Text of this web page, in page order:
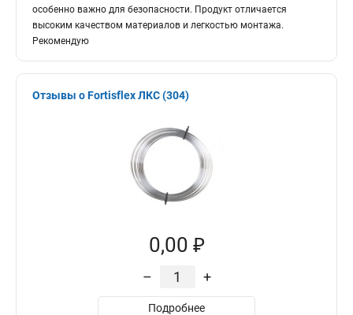
особенно важно для безопасности. Продукт отличается
высоким качеством материалов и легкостью монтажа.
Рекомендую
Отзывы о Fortisflex ЛКС (304)
0,00 ₽
– +
Подробнее